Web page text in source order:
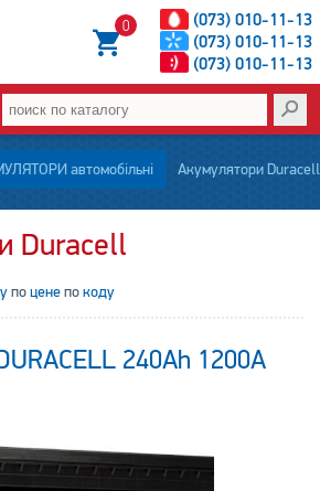
(073) 010-11-13
(073) 010-11-13
(073) 010-11-13
0
автомобільні Акумулятори Duracell
Duracell
поценепокоду
240Ah 1200A